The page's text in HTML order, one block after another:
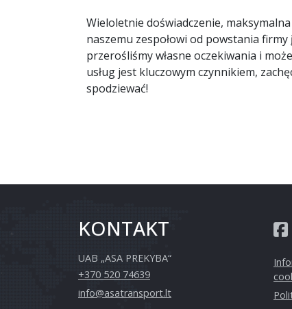
Wieloletnie doświadczenie,
naszemu zespołowi od powstania
przerośliśmy własne oczekiwania i
usług jest kluczowym czynnikiem,
spodziewać!
KONTAKT
UAB „ASA PREKYBA“
+370 520 74639
info@asatransport.lt